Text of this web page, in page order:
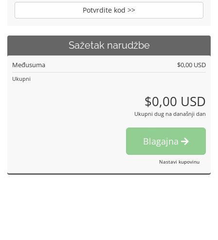
Potvrdite kod >>
Sažetak narudžbe
Međusuma $0,00 USD
Ukupni
$0,00 USD
Ukupni dug na današnji dan
Blagajna
Nastavi kupovinu